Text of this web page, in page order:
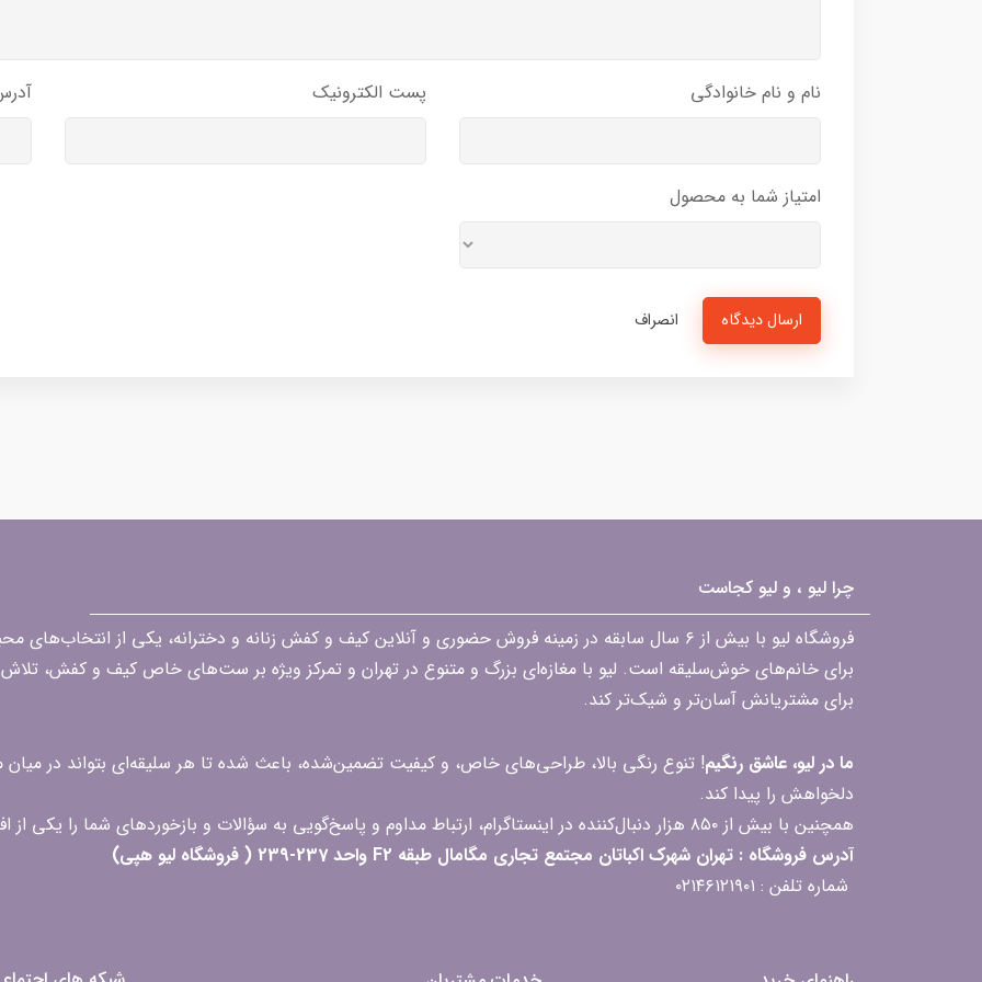
نام و نام خانوادگی پست الکترونیک
امتیاز شما به محصول
ارسال دیدگاه انصراف
چرا لیو ، و لیو کجاست
فروشگاه لیو با بیش از ۶ سال سابقه در زمینه فروش حضوری و آنلاین کیف و کفش زنانه و دخترانه، یکی از
برای خانم‌های خوش‌سلیقه است. لیو با مغازه‌ای بزرگ و متنوع در تهران و تمرکز ویژه بر ست‌های خاص کیف و کفش، تلاش
برای مشتریانش آسان‌تر و شیک‌تر کند.
ما در لیو، عاشق رنگیم! تنوع رنگی بالا، طراحی‌های خاص، و کیفیت تضمین‌شده، باعث شده تا هر سلیقه‌ای بتواند در
دلخواهش را پیدا کند.
همچنین با بیش از ۸۵۰ هزار دنبال‌کننده در اینستاگرام، ارتباط مداوم و پاسخ‌گویی به سؤالات و بازخوردهای شما را یکی از افتخارات‌مان می‌دانیم
آدرس فروشگاه : تهران شهرک اکباتان مجتمع تجاری مگامال طبقه F2 واحد 237-239 ( فروشگاه لیو هپی)
شماره تلفن : ۰۲۱۴۶۱۲۱۹۰۱